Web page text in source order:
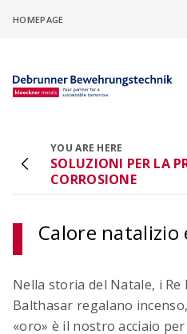
content
HOMEPAGE
Configuratore di
ACINOXplus®
sbalzo con offset di
YOU ARE HERE
SOLUZIONI PER LA
CORROSIONE
Calore natalizio
Nella storia del Natale, i
Balthasar regalano
«oro» è il nostro acciaio